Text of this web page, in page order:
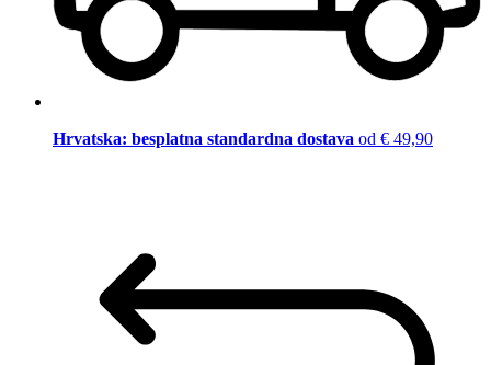
Hrvatska: besplatna standardna dostava od € 49,90